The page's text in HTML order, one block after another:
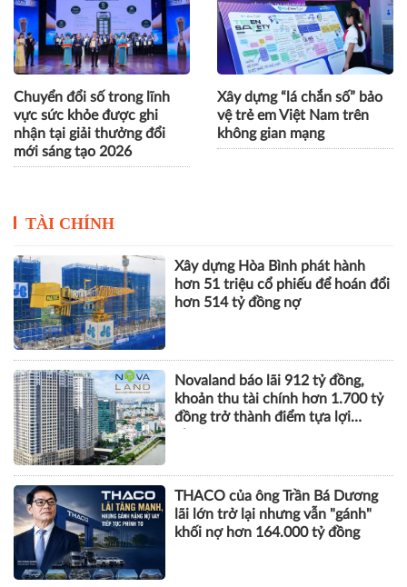
Complete, mở ra tiêu
chuẩn làm sạch cho lối
sống thông minh
tài sản số
Chuyển đổi số trong lĩnh
nhận tại giải thưởng đổi
mới sáng tạo 2026
không gian mạng
TÀI CHÍNH
Xây dựng Hòa Bình phát hành
hơn 51 triệu cổ phiếu để hoán đổi
hơn 514 tỷ đồng nợ
Novaland báo lãi 912 tỷ đồng,
khoản thu tài chính hơn 1.700 tỷ
đồng trở thành điểm tựa lợi